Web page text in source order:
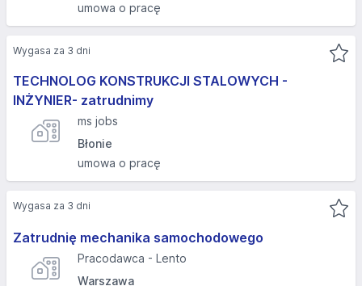
umowa o pracę
TECHNOLOG KONSTRUKCJI STALOWYCH -
INŻYNIER- zatrudnimy
ms jobs
Błonie
umowa o pracę
Wygasa za 3 dni
Zatrudnię mechanika samochodowego
Pracodawca - Lento
Warszawa
Wygasa za 3 dni